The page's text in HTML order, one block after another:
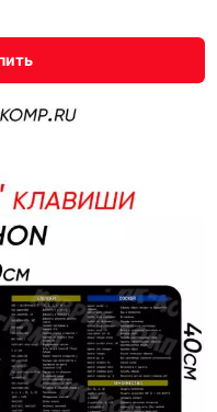
Восточный
Разное
СССР